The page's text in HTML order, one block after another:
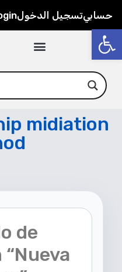
تسجيل الدخولحسابي
midiation
de